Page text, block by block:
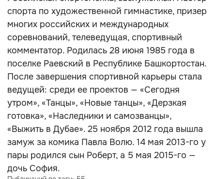
спорта по художественной гимнастике, призер
многих российских и международных
соревнований, телеведущая, спортивный
комментатор. Родилась 28 июня 1985 года в
поселке Раевский в Республике Башкортостан.
После завершения спортивной карьеры стала
ведущей: среди ее проектов — «Сегодня
утром», «Танцы», «Новые танцы», «Дерзкая
готовка», «Наследники и самозванцы»,
«Выжить в Дубае». 25 ноября 2012 года вышла
замуж за комика Павла Волю. 14 мая 2013-го у
пары родился сын Роберт, а 5 мая 2015-го —
дочь София.